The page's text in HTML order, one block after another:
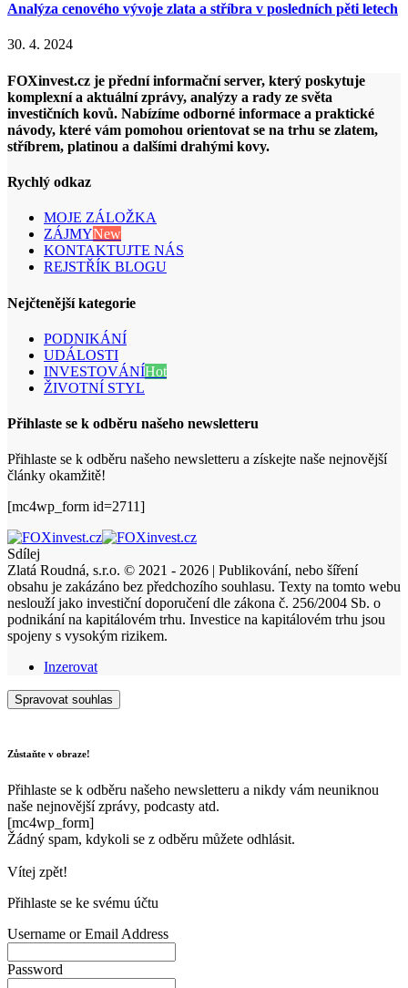
Analýza cenového vývoje zlata a stříbra v posledních pěti letech
30. 4. 2024
FOXinvest.cz je přední informační server, který poskytuje
komplexní a aktuální zprávy, analýzy a rady ze světa
investičních kovů. Nabízíme odborné informace a praktické
návody, které vám pomohou orientovat se na trhu se zlatem,
stříbrem, platinou a dalšími drahými kovy.
Rychlý odkaz
MOJE ZÁLOŽKA
ZÁJMYNew
KONTAKTUJTE NÁS
REJSTŘÍK BLOGU
Nejčtenější kategorie
PODNIKÁNÍ
UDÁLOSTI
INVESTOVÁNÍHot
ŽIVOTNÍ STYL
Přihlaste se k odběru našeho newsletteru
Přihlaste se k odběru našeho newsletteru a získejte naše nejnovější
články okamžitě!
[mc4wp_form id=2711]
Sdílej
Zlatá Roudná, s.r.o. © 2021 - 2026 | Publikování, nebo šíření
obsahu je zakázáno bez předchozího souhlasu. Texty na tomto webu
neslouží jako investiční doporučení dle zákona č. 256/2004 Sb. o
podnikání na kapitálovém trhu. Investice na kapitálovém trhu jsou
spojeny s vysokým rizikem.
Inzerovat
Spravovat souhlas
Zůstaňte v obraze!
Přihlaste se k odběru našeho newsletteru a nikdy vám neuniknou
naše nejnovější zprávy, podcasty atd.
[mc4wp_form]
Žádný spam, kdykoli se z odběru můžete odhlásit.
Vítej zpět!
Přihlaste se ke svému účtu
Username or Email Address
Password